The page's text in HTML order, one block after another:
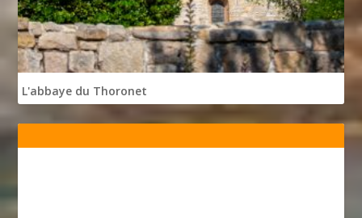
L'abbaye du Thoronet